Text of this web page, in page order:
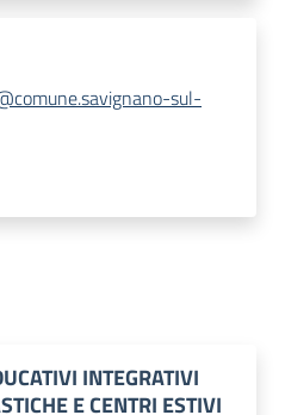
sul-
INTEGRATIVI
E CENTRI ESTIVI